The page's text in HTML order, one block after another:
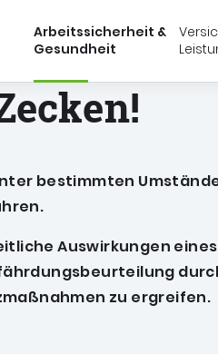
Forsten und
Arbeitssicherheit &
Gesundheit
bestimmten
Auswirkungen
zu ergreifen.